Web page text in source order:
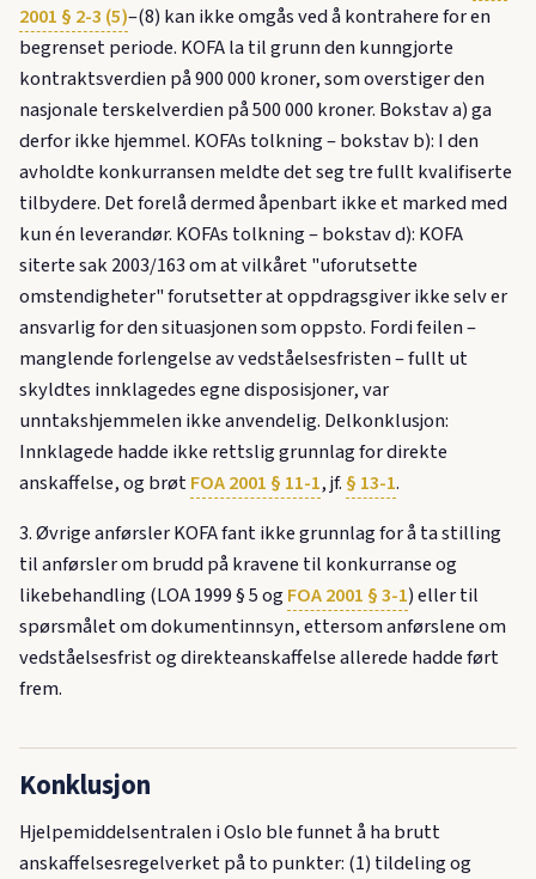
2001 § 2-3 (5)–(8) kan ikke omgås ved å kontrahere for en
begrenset periode. KOFA la til grunn den kunngjorte
kontraktsverdien på 900 000 kroner, som overstiger den
nasjonale terskelverdien på 500 000 kroner. Bokstav a) ga
derfor ikke hjemmel. KOFAs tolkning – bokstav b): I den
avholdte konkurransen meldte det seg tre fullt kvalifiserte
tilbydere. Det forelå dermed åpenbart ikke et marked med
kun én leverandør. KOFAs tolkning – bokstav d): KOFA
siterte sak 2003/163 om at vilkåret "uforutsette
omstendigheter" forutsetter at oppdragsgiver ikke selv er
ansvarlig for den situasjonen som oppsto. Fordi feilen –
manglende forlengelse av vedståelsesfristen – fullt ut
skyldtes innklagedes egne disposisjoner, var
unntakshjemmelen ikke anvendelig. Delkonklusjon:
Innklagede hadde ikke rettslig grunnlag for direkte
anskaffelse, og brøtFOA 2001 § 11-1, jf. § 13-1.
3. Øvrige anførsler KOFA fant ikke grunnlag for å ta stilling
til anførsler om brudd på kravene til konkurranse og
likebehandling (LOA 1999 § 5 ogFOA 2001 § 3-1) eller til
spørsmålet om dokumentinnsyn, ettersom anførslene om
vedståelsesfrist og direkteanskaffelse allerede hadde ført
frem.
Konklusjon
Hjelpemiddelsentralen i Oslo ble funnet å ha brutt
anskaffelsesregelverket på to punkter: (1) tildeling og